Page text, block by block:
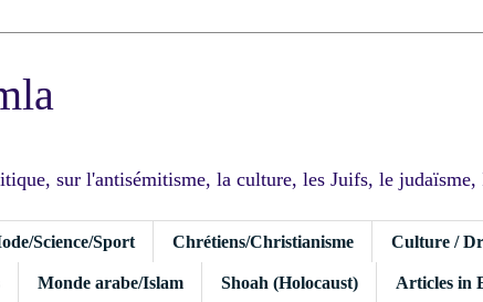
sur l'antisémitisme, la culture, les Juifs, le
Science/Sport Chrétiens/Christianisme Culture /
Monde arabe/Islam Shoah (Holocaust) Articles in